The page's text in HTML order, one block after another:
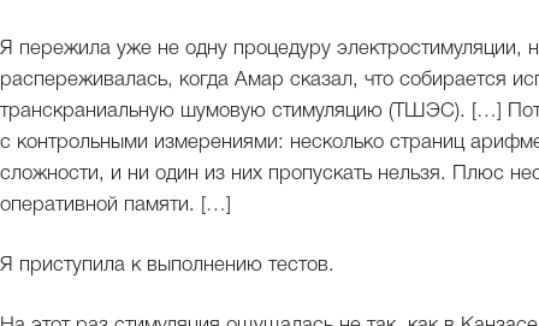
Я пережила уже не одну процедуру электростимуляции,
распереживалась, когда Амар сказал, что собирается
транскраниальную шумовую стимуляцию (ТШЭС). […]
с контрольными измерениями: несколько страниц
сложности, и ни один из них пропускать нельзя. Плюс
оперативной памяти. […]
Я приступила к выполнению тестов.